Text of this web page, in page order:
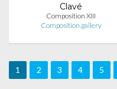
Clavé
Composition XIII
Composition.gallery
1 2 3 4 5